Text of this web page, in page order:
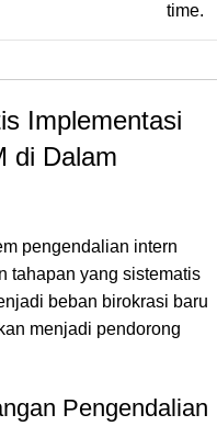
time.
Implementasi
di Dalam
pengendalian intern
tahapan yang sistematis
beban birokrasi baru
menjadi pendorong
Pengendalian